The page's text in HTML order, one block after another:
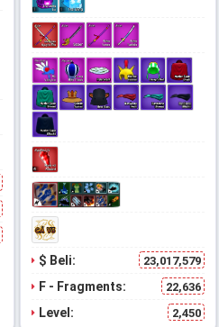
$ Beli: 23,017,579
F - Fragments: 22,636
Level: 2,450